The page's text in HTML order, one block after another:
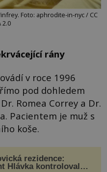
Foto: aphrodite-in-nyc / CC
2.0
rány
v roce 1996
pod dohledem
Romea Correy a Dr.
Pacientem je muž s
koše.
rezidence:
Hlávka kontroloval